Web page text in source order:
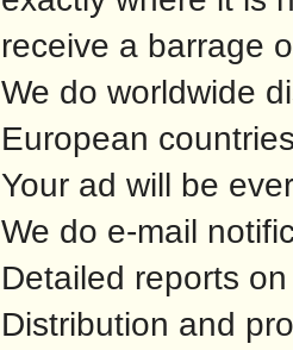
receive a barrage
We do worldwide
European
Your ad will be
We do e-mail
Detailed reports
Distribution and